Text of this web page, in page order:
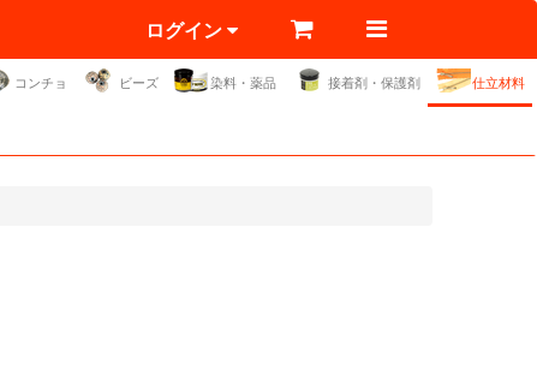
ログイン
コンチョ ビーズ 染料・薬品 接着剤・保護剤 仕立材料